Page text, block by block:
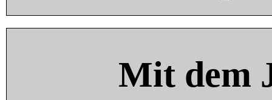
Mit dem